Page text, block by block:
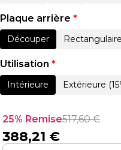
Plaque arrière *
Découper Rectangulaire
Utilisation *
Intérieure Extérieure
25% Remise517,60€
388,21 €